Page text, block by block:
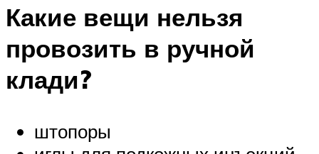
Какие вещи нельзя
провозить в ручной
клади?
штопоры